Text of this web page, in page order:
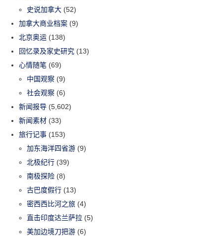
史说加拿大 (52)
加拿大商业档案 (9)
北京奥运 (138)
回忆录及家史研究 (13)
心情随笔 (69)
中国观察 (9)
社会观察 (6)
新闻报导 (5,602)
新闻素材 (33)
旅行记事 (153)
加东海洋四省游 (9)
北极纪行 (39)
南极探险 (8)
古巴度假行 (13)
密西西比河之旅 (4)
直击印度达兰萨拉 (5)
美加边境刀把游 (6)